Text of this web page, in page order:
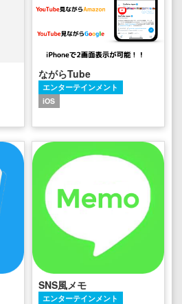
ながらTube
エンターテインメント
iOS
SNS風メモ
エンターテインメント